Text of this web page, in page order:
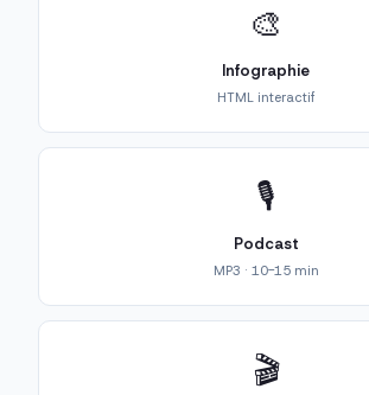
🎨
Infographie
HTML interactif
🎙️
Podcast
MP3 · 10-15 min
🎬